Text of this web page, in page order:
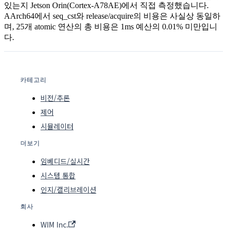
있는지 Jetson Orin(Cortex-A78AE)에서 직접 측정했습니다.
AArch64에서 seq_cst와 release/acquire의 비용은 사실상 동일하
며, 25개 atomic 연산의 총 비용은 1ms 예산의 0.01% 미만입니
다.
카테고리
비전/추론
제어
시뮬레이터
더보기
임베디드/실시간
시스템 통합
인지/캘리브레이션
회사
WIM Inc.